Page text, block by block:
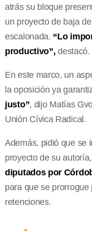
atrás su bloque
un proyecto de baja
escalonada. “Lo
productivo”, destacó.
En este marco, un
la oposición ya
justo”, dijo Matías
Unión Cívica Radical.
Además, pidió que se
proyecto de su
diputados por
para que se
retenciones.